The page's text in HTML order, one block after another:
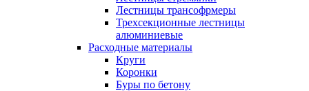
Лестницы трансофрмеры
Трехсекционные лестницы
алюминиевые
Расходные материалы
Круги
Коронки
Буры по бетону